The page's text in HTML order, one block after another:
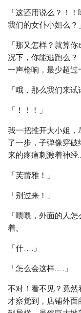
「这还用说么？！
我们的女仆小姐么？」
「那又怎样？就算
况下，你能逃跑么
一声枪响，最少超过
「哦，那么我们来
「！！！」
我一把推开大小姐，
了一步，子弹像穿
来的疼痛刺激着神经
「芙蕾雅！」
「别过来！」
「喂喂，外面的人
着。
「什……」
「怎么会这样……」
不对！看不见？竟
才察觉到，店铺外